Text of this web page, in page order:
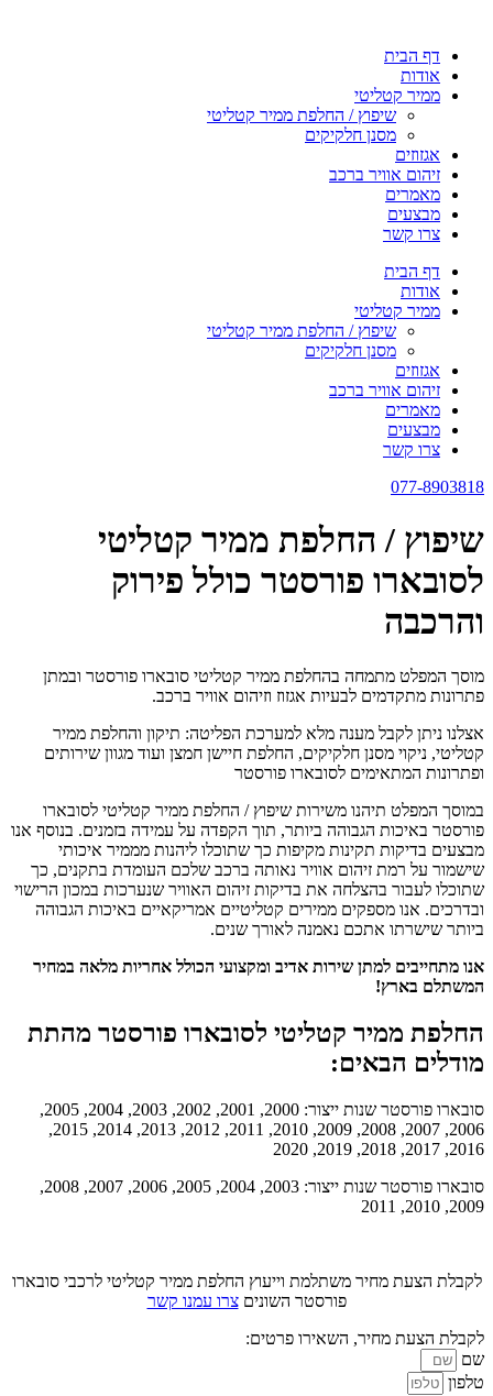
דף הבית
אודות
ממיר קטליטי
שיפוץ / החלפת ממיר קטליטי
מסנן חלקיקים
אגזוזים
זיהום אוויר ברכב
מאמרים
מבצעים
צרו קשר
דף הבית
אודות
ממיר קטליטי
שיפוץ / החלפת ממיר קטליטי
מסנן חלקיקים
אגזוזים
זיהום אוויר ברכב
מאמרים
מבצעים
צרו קשר
077-8903818
שיפוץ / החלפת ממיר קטליטי
לסובארו פורסטר כולל פירוק
והרכבה
מוסך המפלט מתמחה בהחלפת ממיר קטליטי סובארו פורסטר ובמתן
פתרונות מתקדמים לבעיות אגזוז וזיהום אוויר ברכב.
אצלנו ניתן לקבל מענה מלא למערכת הפליטה: תיקון והחלפת ממיר
קטליטי, ניקוי מסנן חלקיקים, החלפת חיישן חמצן ועוד מגוון שירותים
ופתרונות המתאימים לסובארו פורסטר
במוסך המפלט תיהנו משירות שיפוץ / החלפת ממיר קטליטי לסובארו
פורסטר באיכות הגבוהה ביותר, תוך הקפדה על עמידה בזמנים. בנוסף אנו
מבצעים בדיקות תקינות מקיפות כך שתוכלו ליהנות מממיר איכותי
שישמור על רמת זיהום אוויר נאותה ברכב שלכם העומדת בתקנים, כך
שתוכלו לעבור בהצלחה את בדיקות זיהום האוויר שנערכות במכון הרישוי
ובדרכים. אנו מספקים ממירים קטליטיים אמריקאיים באיכות הגבוהה
ביותר שישרתו אתכם נאמנה לאורך שנים.
אנו מתחייבים למתן שירות אדיב ומקצועי הכולל אחריות מלאה במחיר
המשתלם בארץ!
החלפת ממיר קטליטי לסובארו פורסטר מהתת
מודלים הבאים:
סובארו פורסטר שנות ייצור: 2000, 2001, 2002, 2003, 2004, 2005,
2006, 2007, 2008, 2009, 2010, 2011, 2012, 2013, 2014, 2015,
2016, 2017, 2018, 2019, 2020
סובארו פורסטר שנות ייצור: 2003, 2004, 2005, 2006, 2007, 2008,
2009, 2010, 2011
לקבלת הצעת מחיר משתלמת וייעוץ החלפת ממיר קטליטי לרכבי סובארו
פורסטר השוניםצרו עמנו קשר
לקבלת הצעת מחיר, השאירו פרטים:
שם
טלפון